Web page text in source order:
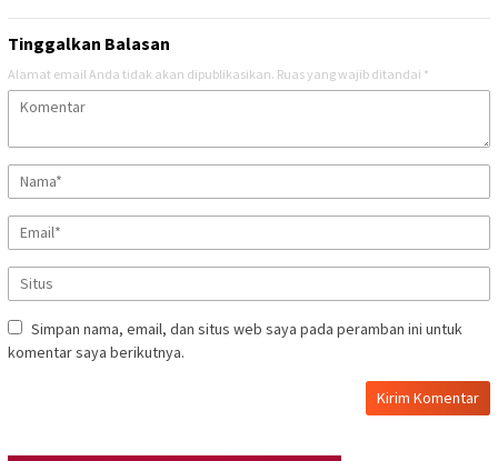
Tinggalkan Balasan
Alamat email Anda tidak akan dipublikasikan. Ruas yang wajib ditandai *
Simpan nama, email, dan situs web saya pada peramban ini untuk
komentar saya berikutnya.